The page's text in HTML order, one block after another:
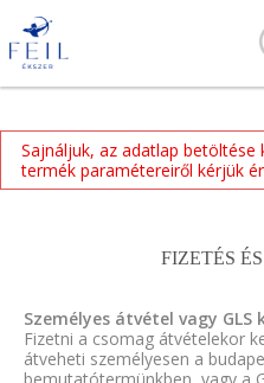
Sajnáljuk, az adatlap
termék paramétereiről kérjük
FIZETÉS
Személyes átvétel vagy GLS
Fizetni a csomag átvételekor
átveheti személyesen a